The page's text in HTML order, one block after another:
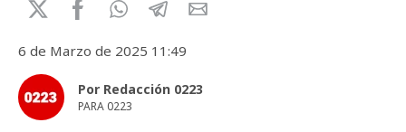
6 de Marzo de 2025 11:49
Por Redacción 0223
PARA 0223